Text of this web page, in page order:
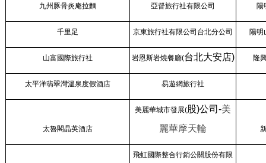
九州豚骨炎庵拉麵 亞督旅行社有限公司 陽
千里足 京東旅行社有限公司台北分公司 陽明
山富國際旅行社 岩恩斯岩燒餐廳(台北大安店) 隆
太平洋翡翠灣溫泉度假酒店 易遊網旅行社
太魯閣晶英酒店
美麗華城市發展(股)公司-美
麗華摩天輪
飛虹國際整合行銷公關股份有限